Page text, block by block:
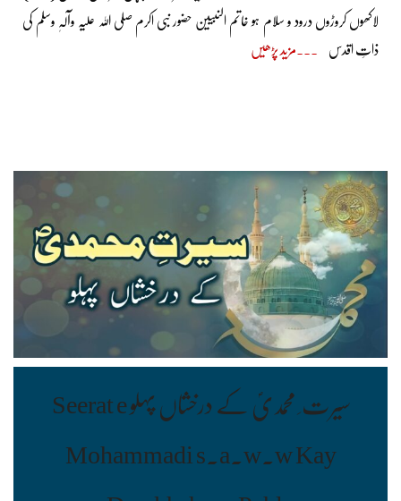
لاکھوں کروڑوں درود و سلام ہو خاتم النبییٖن حضور نبی اکرم صلی اللہ علیہ وآلہٖ وسلم کی
ذاتِ اقدس مزید پڑھیں
سیرت ِ محمدیؐ کے درخشاں پہلو Seerat e
Mohammadi s.a.w.w Kay